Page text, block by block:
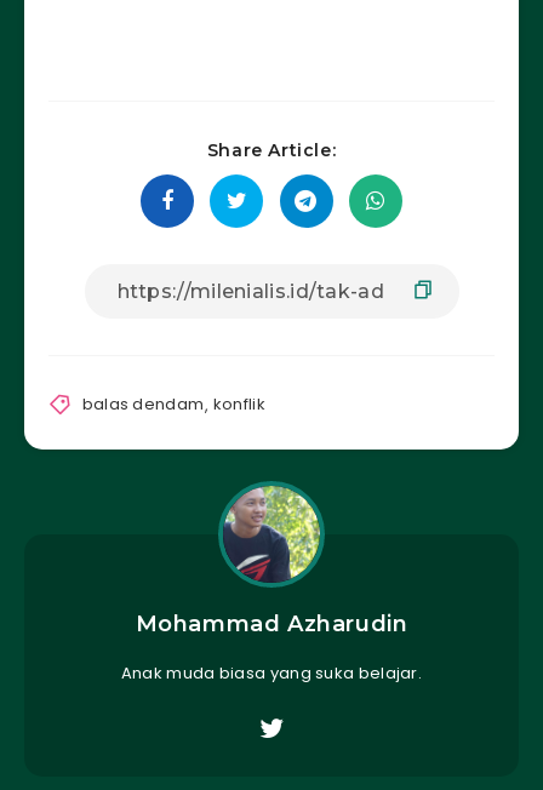
Share Article:
balas dendam, konflik
Mohammad Azharudin
Anak muda biasa yang suka belajar.